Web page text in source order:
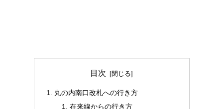
目次
丸の内南口改札への行き方
在来線からの行き方